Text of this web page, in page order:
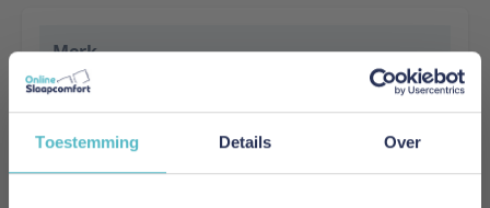
Toestemming Details Over
Merk
Innovation Living
EAN